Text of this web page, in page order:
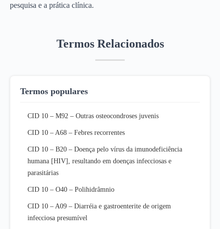
pesquisa e a prática clínica.
Termos Relacionados
Termos populares
CID 10 – M92 – Outras osteocondroses juvenis
CID 10 – A68 – Febres recorrentes
CID 10 – B20 – Doença pelo vírus da imunodeficiência
humana [HIV], resultando em doenças infecciosas e
parasitárias
CID 10 – O40 – Polihidrâmnio
CID 10 – A09 – Diarréia e gastroenterite de origem
infecciosa presumível